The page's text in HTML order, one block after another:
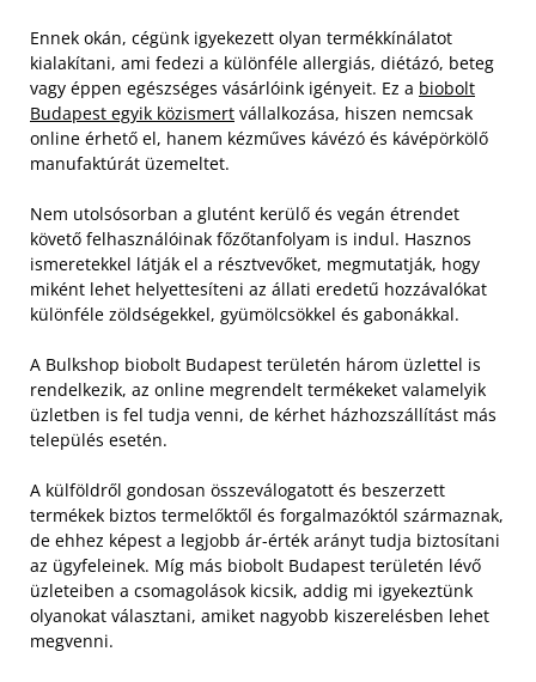
Ennek okán, cégünk igyekezett olyan termékkínálatot
kialakítani, ami fedezi a különféle allergiás, diétázó, beteg
vagy éppen egészséges vásárlóink igényeit. Ez a biobolt
Budapest egyik közismert vállalkozása, hiszen nemcsak
online érhető el, hanem kézműves kávézó és kávépörkölő
manufaktúrát üzemeltet.
Nem utolsósorban a glutént kerülő és vegán étrendet
követő felhasználóinak főzőtanfolyam is indul. Hasznos
ismeretekkel látják el a résztvevőket, megmutatják, hogy
miként lehet helyettesíteni az állati eredetű hozzávalókat
különféle zöldségekkel, gyümölcsökkel és gabonákkal.
A Bulkshop biobolt Budapest területén három üzlettel is
rendelkezik, az online megrendelt termékeket valamelyik
üzletben is fel tudja venni, de kérhet házhozszállítást más
település esetén.
A külföldről gondosan összeválogatott és beszerzett
termékek biztos termelőktől és forgalmazóktól származnak,
de ehhez képest a legjobb ár-érték arányt tudja biztosítani
az ügyfeleinek. Míg más biobolt Budapest területén lévő
üzleteiben a csomagolások kicsik, addig mi igyekeztünk
olyanokat választani, amiket nagyobb kiszerelésben lehet
megvenni.